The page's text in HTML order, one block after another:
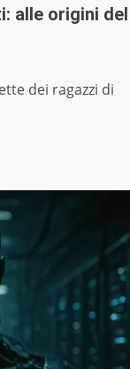
alle origini del
dei ragazzi di